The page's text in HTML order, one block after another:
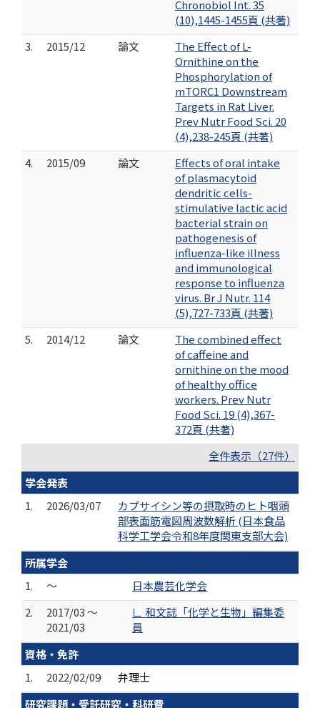
Chronobiol Int. 35
(10),1445-1455頁 (共著)
3.
2015/12 論文
The Effect of L-
Ornithine on the
Phosphorylation of
mTORC1 Downstream
Targets in Rat Liver.
Prev Nutr Food Sci. 20
(4),238-245頁 (共著)
4.
2015/09 論文
Effects of oral intake
of plasmacytoid
dendritic cells-
stimulative lactic acid
bacterial strain on
pathogenesis of
influenza-like illness
and immunological
response to influenza
virus. Br J Nutr. 114
(5),727-733頁 (共著)
5.
2014/12 論文
The combined effect
of caffeine and
ornithine on the mood
of healthy office
workers. Prev Nutr
Food Sci. 19 (4),367-
372頁 (共著)
全件表示（27件）
学会発表
1.
2026/03/07
カプサイシン等の摂取時のヒト咽頭
部表面筋電図周波数解析 (日本食品
科学工学会令和8年度関東支部大会)
所属学会
1.
～
日本農芸化学会
2.
2017/03 ～
2021/03
∟ 和文誌「化学と生物」編集委
員
資格・免許
1.
2022/02/09
弁理士
研究課題・受託研究・科研費